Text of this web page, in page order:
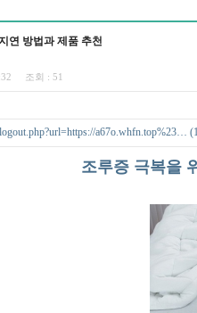
연 방법과 제품 추천
조회 : 51
a67o.whfn.top%23…
조루증 극복을